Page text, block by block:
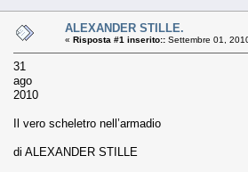
ALEXANDER STILLE.
« Risposta #1 inserito:: Settembre 01,
31
ago
2010
Il vero scheletro nell’armadio
di ALEXANDER STILLE